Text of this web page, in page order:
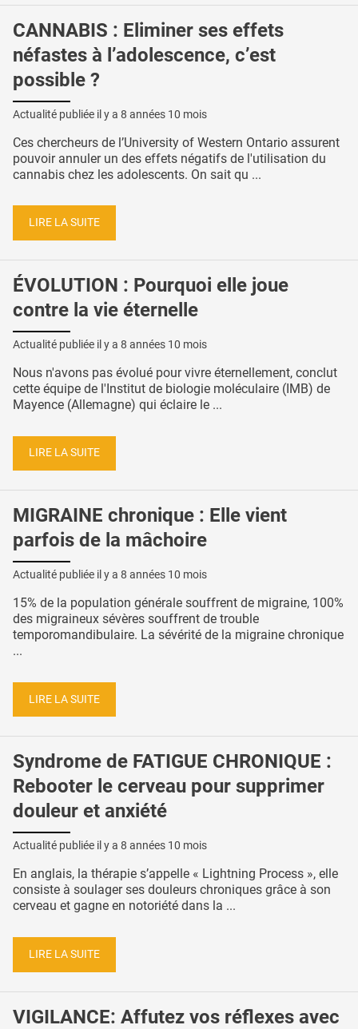
CANNABIS : Eliminer ses effets
néfastes à l’adolescence, c’est
possible ?
Actualité publiée il y a 8 années 10 mois
Ces chercheurs de l’University of Western Ontario assurent
pouvoir annuler un des effets négatifs de l'utilisation du
cannabis chez les adolescents. On sait qu ...
LIRE LA SUITE
ÉVOLUTION : Pourquoi elle joue
contre la vie éternelle
Actualité publiée il y a 8 années 10 mois
Nous n'avons pas évolué pour vivre éternellement, conclut
cette équipe de l'Institut de biologie moléculaire (IMB) de
Mayence (Allemagne) qui éclaire le ...
LIRE LA SUITE
MIGRAINE chronique : Elle vient
parfois de la mâchoire
Actualité publiée il y a 8 années 10 mois
15% de la population générale souffrent de migraine, 100%
des migraineux sévères souffrent de trouble
temporomandibulaire. La sévérité de la migraine chronique
...
LIRE LA SUITE
Syndrome de FATIGUE CHRONIQUE :
Rebooter le cerveau pour supprimer
douleur et anxiété
Actualité publiée il y a 8 années 10 mois
En anglais, la thérapie s’appelle « Lightning Process », elle
consiste à soulager ses douleurs chroniques grâce à son
cerveau et gagne en notoriété dans la ...
LIRE LA SUITE
VIGILANCE: Affutez vos réflexes avec